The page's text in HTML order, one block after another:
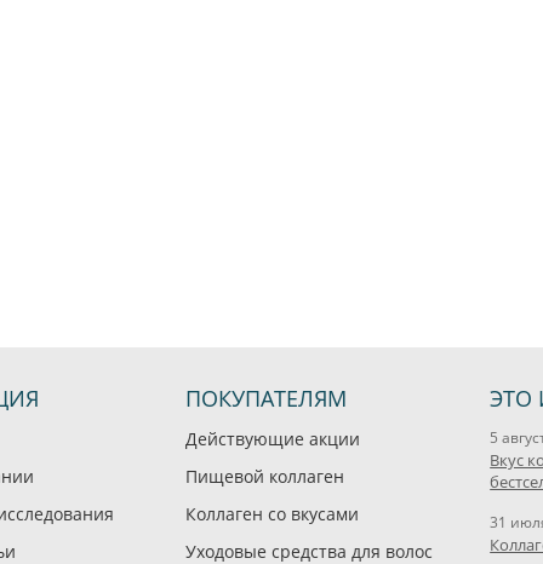
ПОКУПАТЕЛЯМ
Действующие акции
Пищевой коллаген
Коллаген со вкусами
Уходовые средства для волос
ЭТО
5
Вкус
31